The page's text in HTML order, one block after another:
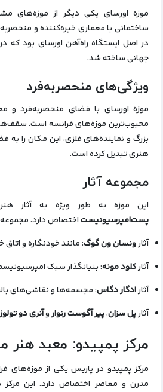
موزه اورسای یکی دیگر از موزه‌های
ساختمانی با معماری خیره‌کننده و
جهانی ساخته شد.
ویژگی‌های منحصربه‌فرد
موزه اورسای با فضای منحصربه‌فرد و
محبوب‌ترین موزه‌های فرانسه است.
بزرگ و نماینده‌های فلزی، این مکان را به
هنری تبدیل کرده است.
مجموعه آثار
این موزه به طور ویژه به آثار
پست‌امپرسیونیستاختصاص دارد.
آثارونسان ون گوگ: مانند خودنگاره و اتاق
آثارکلود مونه: بنیانگذار سبک
آثارادگار دگاس: مجسمه‌ها و نقاشی‌های
آثارپل سزان،پیر آگوست رنواروآنری دو
مرکز پمپیدو: معبد هنر
مرکز پمپیدو در پاریس یکی از موزه‌های
مدرن و معاصر اختصاص دارد. این مرکز